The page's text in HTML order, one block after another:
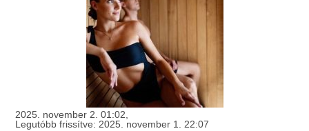
2025. november 2. 01:02,
Legutóbb frissítve: 2025. november 1. 22:07